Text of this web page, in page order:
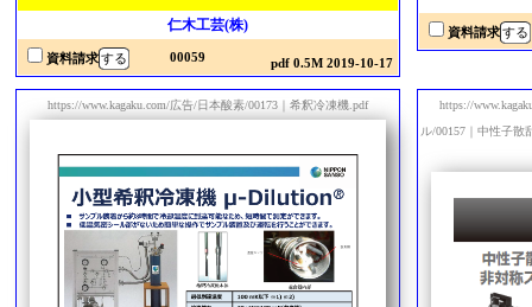
仁木工芸(株)
資料請求 00059 pdf 0.5M 2019-10-17
資料請求
https://www.kagaku.com/広告/日本酸素/00173｜希釈冷凍機.pdf
https://
ル/00157｜中性子